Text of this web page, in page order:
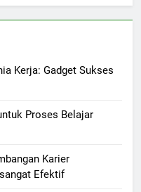
Kerja: Gadget Sukses
Proses Belajar
Karier
Efektif